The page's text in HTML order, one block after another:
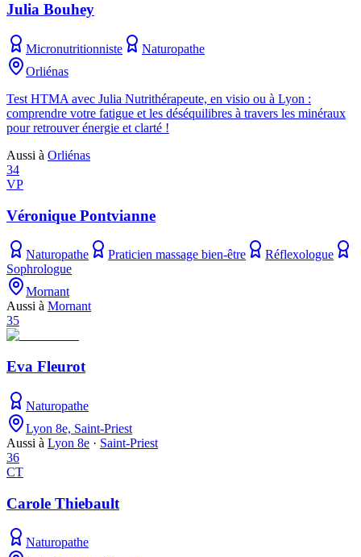
Julia Bouhey
Micronutritionniste
Naturopathe
Orliénas
Test HTMA avec Julia Nutrithérapeute, en visio ou à Lyon :
comprendre votre fatigue et les déséquilibres à travers les minéraux
pour retrouver énergie et clarté !
Aussi à Orliénas
34
VP
Véronique Pontvianne
Naturopathe Praticien massage bien-être
Réflexologue
Sophrologue
Mornant
Aussi à Mornant
35
Eva Fleurot
Naturopathe
Lyon 8e, Saint-Priest
Aussi à Lyon 8e · Saint-Priest
36
CT
Carole Thiebault
Naturopathe